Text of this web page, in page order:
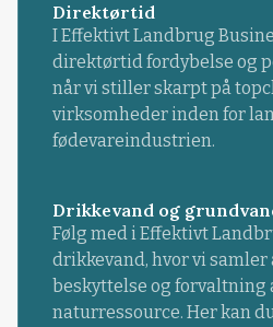
Direktørtid
I Effektivt Landbrug
direktørtid fordybelse og
når vi stiller skarpt på
virksomheder inden for
fødevareindustrien.
Drikkevand og
Følg med i Effektivt
drikkevand, hvor vi
beskyttelse og forvaltning
naturressource. Her kan